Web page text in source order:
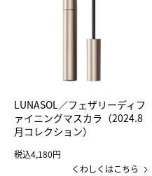
LUNASOL／フェザリーディフ
ァイニングマスカラ（2024.8
月コレクション）
税込4,180円
くわしくはこちら